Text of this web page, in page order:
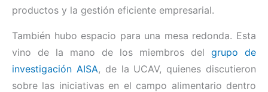
productos y la gestión eficiente empresarial.
También hubo espacio para una mesa redonda. Esta
vino de la mano de los miembros del grupo de
investigación AISA, de la UCAV, quienes discutieron
sobre las iniciativas en el campo alimentario dentro